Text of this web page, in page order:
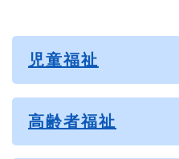
児童福祉
高齢者福祉